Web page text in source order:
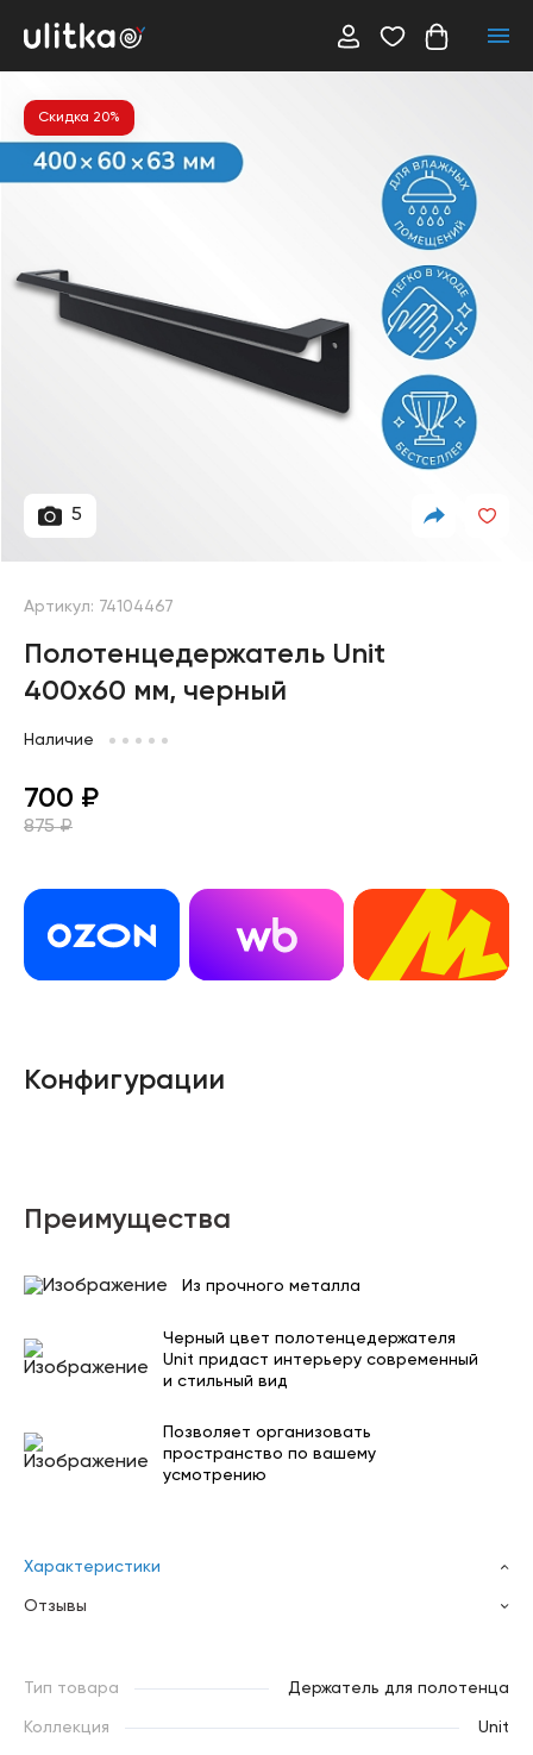
Скидка 20%
5
Артикул: 74104467
Полотенцедержатель Unit
400х60 мм, черный
Наличие
700 ₽
875 ₽
Конфигурации
Преимущества
Из прочного металла
Черный цвет полотенцедержателя
Unit придаст интерьеру современный
и стильный вид
Позволяет организовать
пространство по вашему
усмотрению
Характеристики
Отзывы
Тип товара Держатель для полотенца
Коллекция Unit